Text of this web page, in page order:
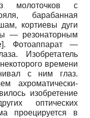
молоточков с
барабанная
кортиевы дуги
— резонаторным
Фотоаппарат —
Изобретатель
времени
с ним глаз.
ахроматически-
изобретение
оптических
проецируется в